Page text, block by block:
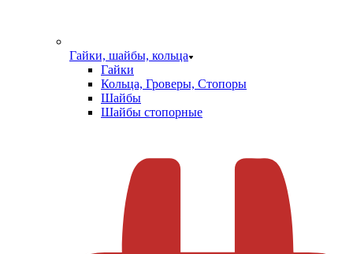
Гайки, шайбы, кольца
Гайки
Кольца, Гроверы, Стопоры
Шайбы
Шайбы стопорные